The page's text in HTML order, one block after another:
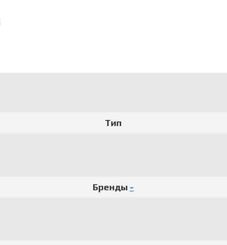
Тип
Бренды -